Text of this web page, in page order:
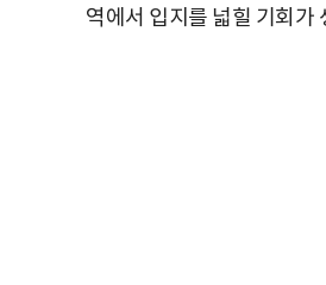
역에서 입지를 넓힐 기회가